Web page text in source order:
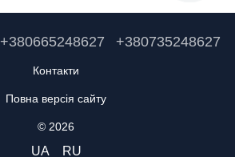
+380665248627 +380735248627
Контакти
Повна версія сайту
© 2026
UA RU